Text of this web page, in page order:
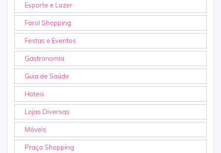
Esporte e Lazer
Farol Shopping
Festas e Eventos
Gastronomia
Guia de Saúde
Hoteis
Lojas Diversas
Móveis
Praça Shopping